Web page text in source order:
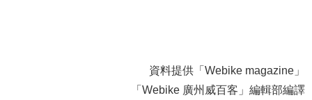
資料提供「Webike magazine」
「Webike 廣州威百客」編輯部編譯